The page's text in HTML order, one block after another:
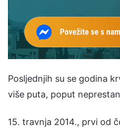
Posljednjih su se godina
više puta, poput
15. travnja 2014., prvi od